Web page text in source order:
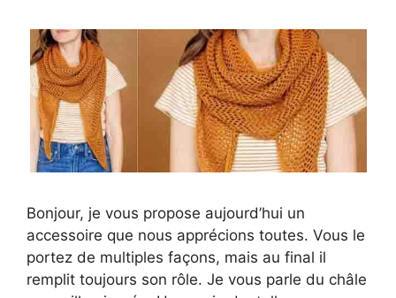
Bonjour, je vous propose aujourd’hui un
accessoire que nous apprécions toutes. Vous le
portez de multiples façons, mais au final il
remplit toujours son rôle. Je vous parle du châle